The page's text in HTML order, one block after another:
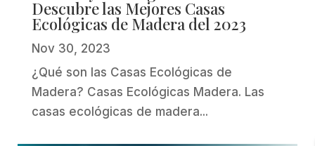
Descubre las Mejores Casas
Ecológicas de Madera del 2023
Nov 30, 2023
¿Qué son las Casas Ecológicas de
Madera? Casas Ecológicas Madera. Las
casas ecológicas de madera...